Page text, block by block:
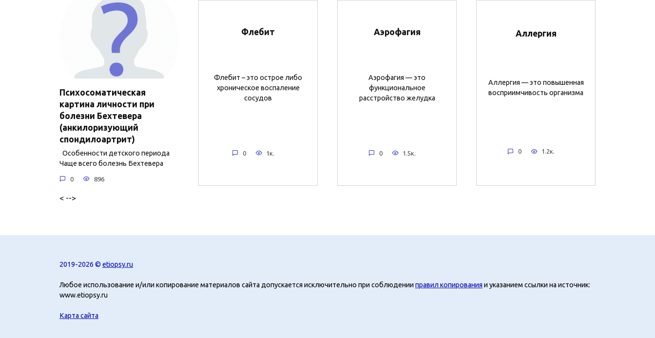
Психосоматическая
картина личности при
болезни Бехтевера
(анкилоризующий
спондилоартрит)
Особенности детского периода
Чаще всего болезнь Бехтевера
0 896
Флебит
Флебит – это острое либо
хроническое воспаление
сосудов
0 1к.
Аэрофагия
Аэрофагия — это
функциональное
расстройство желудка
0 1.5к.
Аллергия
Аллергия — это повышенная
восприимчивость организма
0 1.2к.
< -->
2019-2026 © etiopsy.ru
Любое использование и/или копирование материалов сайта допускается исключительно при соблюденииправил копирования и указанием ссылки на источник:
www.etiopsy.ru
Карта сайта